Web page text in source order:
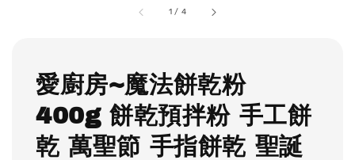
1 / 4
愛廚房~魔法餅乾粉
400g 餅乾預拌粉 手工餅
乾 萬聖節 手指餅乾 聖誕